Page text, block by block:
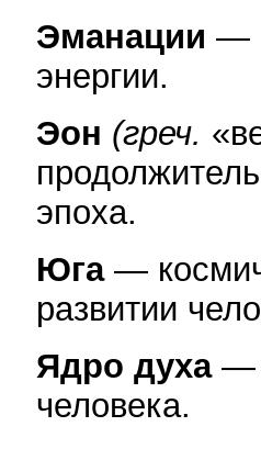
Эманации —
энергии.
Эон (греч.
эпоха.
Юга—
развитии
Ядро духа—
человека.